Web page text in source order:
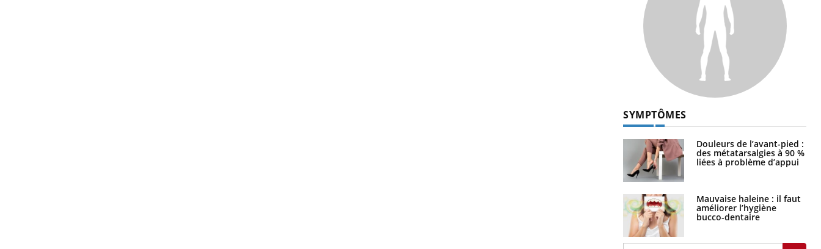
SYMPTÔMES
Douleurs de l’avant-pied :
des métatarsalgies à 90 %
liées à problème d’appui
Mauvaise haleine : il faut
améliorer l’hygiène
bucco-dentaire